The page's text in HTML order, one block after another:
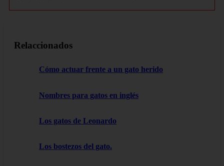
Relaccionados
Cómo actuar frente a un gato herido
Nombres para gatos en inglés
Los gatos de Leonardo
Los bostezos del gato.